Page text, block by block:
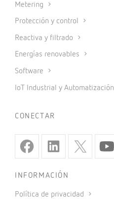
Metering
Protección y control
Reactiva y filtrado
Energías renovables
Software
IoT Industrial y Automatización
CONECTAR
INFORMACIÓN
Política de privacidad